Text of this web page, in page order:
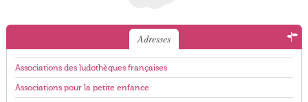
Adresses
Associations des ludothèques françaises
Associations pour la petite enfance